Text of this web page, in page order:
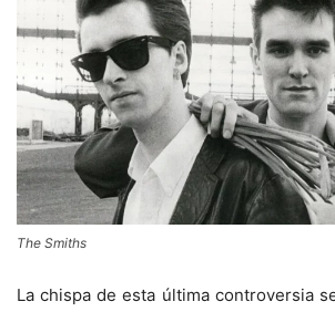
The Smiths
La chispa de esta última controversia